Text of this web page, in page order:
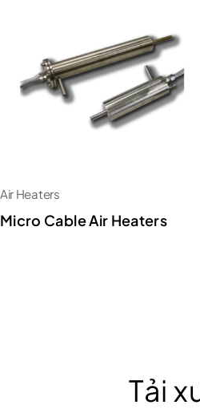
Air Heaters
Micro Cable Air Heaters
Tải